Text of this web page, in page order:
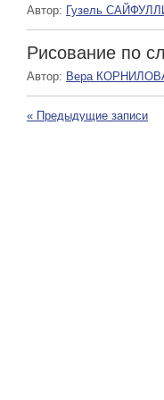
Автор: Гузель
Рисование по
Автор: Вера
« Предыдущие записи